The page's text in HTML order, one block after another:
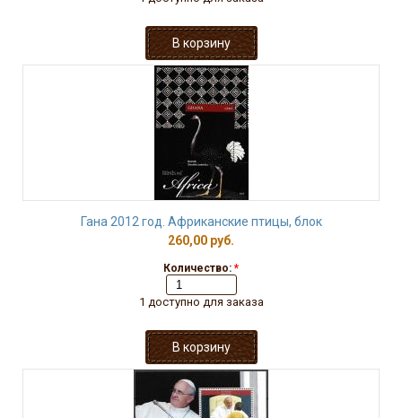
Гана 2012 год. Африканские птицы, блок
260,00 руб.
Количество: *
1 доступно для заказа